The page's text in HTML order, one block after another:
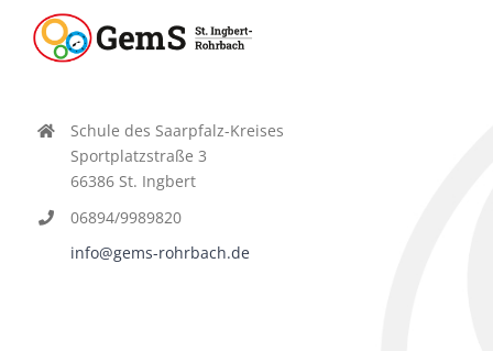
Schule des Saarpfalz-Kreises
Sportplatzstraße 3
66386 St. Ingbert
06894/9989820
info@gems-rohrbach.de